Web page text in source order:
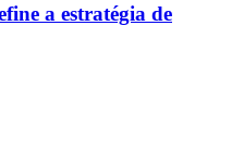
a estratégia de